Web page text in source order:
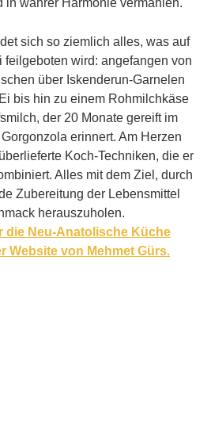
in wahrer Harmonie vermählen.
sich so ziemlich alles, was auf
feilgeboten wird: angefangen von
über Iskenderun-Garnelen
bis hin zu einem Rohmilchkäse
der 20 Monate gereift im
erinnert. Am Herzen
Koch-Techniken, die er
Alles mit dem Ziel, durch
Zubereitung der Lebensmittel
herauszuholen.
die Neu-Anatolische Küche
Website von Mehmet Gürs.